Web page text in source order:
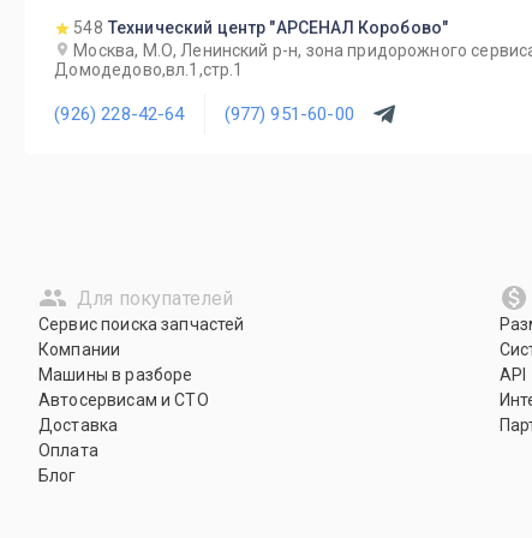
548 Технический центр "АРСЕНАЛ Коробово"
Москва, М.О, Ленинский р-н, зона придорожного
Домодедово,вл.1,стр.1
(926) 228-42-64 (977) 951-60-00
Для покупателей
Сервис поиска запчастей
Компании
Машины в разборе
Автосервисам и СТО
Доставка
Оплата
Блог
API